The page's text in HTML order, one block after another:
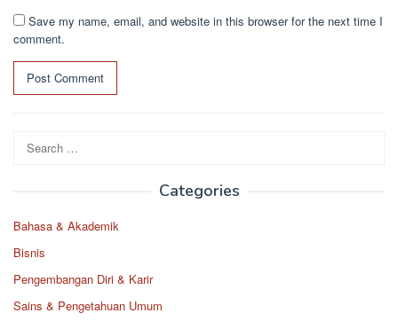
Save my name, email, and website in this browser for the next time I
comment.
for:
Categories
Bahasa & Akademik
Bisnis
Pengembangan Diri & Karir
Sains & Pengetahuan Umum